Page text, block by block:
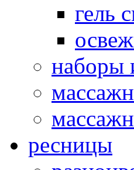
гель
наборы
ресницы